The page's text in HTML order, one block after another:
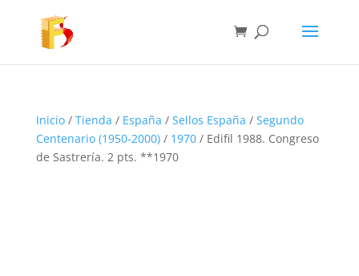
Inicio/ Tienda / España / Sellos España / Segundo
Centenario (1950-2000)/ 1970/ Edifil 1988. Congreso
de Sastrería. 2 pts. **1970